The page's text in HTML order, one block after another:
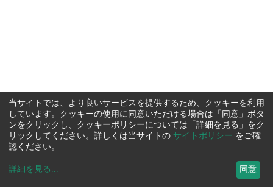
当サイトでは、より良いサービスを提供するため、クッキーを利用
しています。クッキーの使用に同意いただける場合は「同意」ボタ
ンをクリックし、クッキーポリシーについては「詳細を見る」をク
リックしてください。詳しくは当サイトの サイトポリシー をご確
認ください。
詳細を見る ... 同意